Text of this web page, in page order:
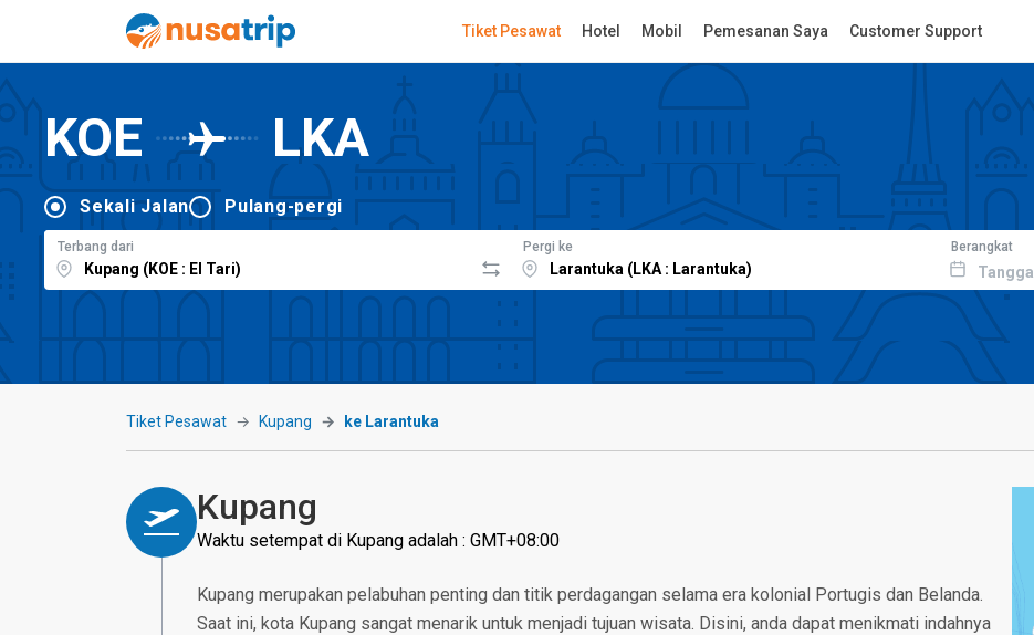
Tiket Pesawat Hotel Mobil Pemesanan Saya Customer Support
KOE LKA
Sekali Jalan Pulang-pergi
Terbang dari Pergi ke Berangkat
Tanggal
Tiket Pesawat Kupang ke Larantuka
Kupang
Waktu setempat di Kupang adalah : GMT+08:00
Kupang merupakan pelabuhan penting dan titik perdagangan selama era kolonial Portugis dan Belanda.
Saat ini, kota Kupang sangat menarik untuk menjadi tujuan wisata. Disini, anda dapat menikmati indahnya